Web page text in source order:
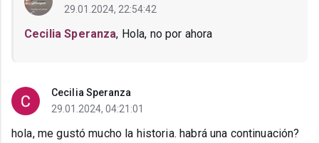
29.01.2024, 22:54:42
Cecilia Speranza, Hola, no por ahora
Cecilia Speranza
29.01.2024, 04:21:01
hola, me gustó mucho la historia. habrá una continuación?